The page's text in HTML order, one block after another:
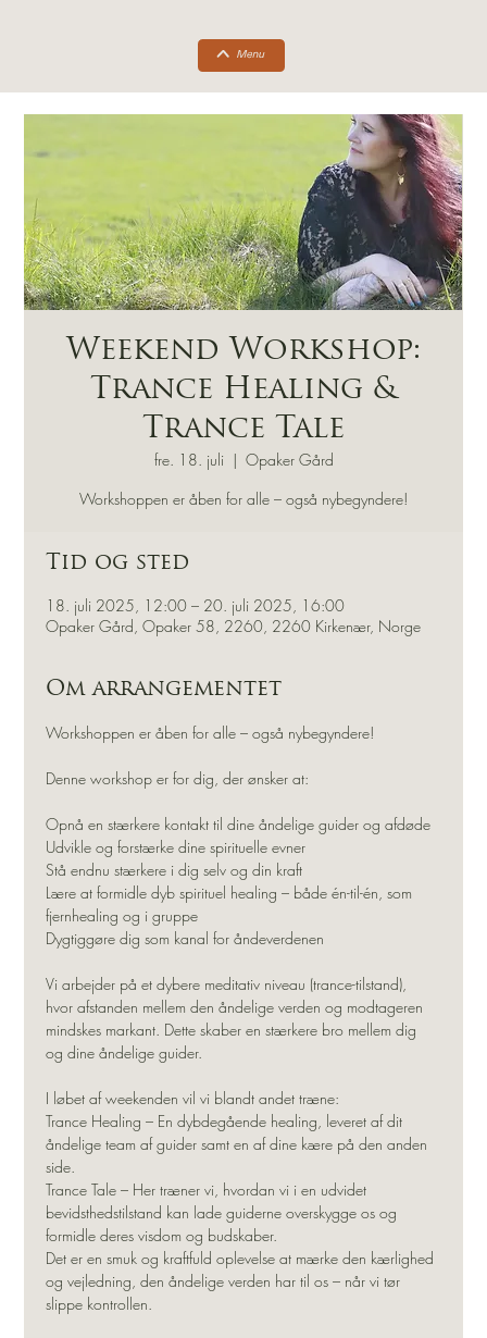
Weekend Workshop:
Trance Healing &
Trance Tale
fre. 18. juli
  |
Opaker Gård
Workshoppen er åben for alle – også nybegyndere!
Tid og sted
18. juli 2025, 12:00 – 20. juli 2025, 16:00
Opaker Gård, Opaker 58, 2260, 2260 Kirkenær, Norge
Om arrangementet
Workshoppen er åben for alle – også nybegyndere!
Denne workshop er for dig, der ønsker at:
Opnå en stærkere kontakt til dine åndelige guider og afdøde
Udvikle og forstærke dine spirituelle evner
Stå endnu stærkere i dig selv og din kraft
Lære at formidle dyb spirituel healing – både én-til-én, som
fjernhealing og i gruppe
Dygtiggøre dig som kanal for åndeverdenen
Vi arbejder på et dybere meditativ niveau (trance-tilstand),
hvor afstanden mellem den åndelige verden og modtageren
mindskes markant. Dette skaber en stærkere bro mellem dig
og dine åndelige guider.
I løbet af weekenden vil vi blandt andet træne:
Trance Healing – En dybdegående healing, leveret af dit
åndelige team af guider samt en af dine kære på den anden
side.
Trance Tale – Her træner vi, hvordan vi i en udvidet
bevidsthedstilstand kan lade guiderne overskygge os og
formidle deres visdom og budskaber.
Det er en smuk og kraftfuld oplevelse at mærke den kærlighed
og vejledning, den åndelige verden har til os – når vi tør
slippe kontrollen.